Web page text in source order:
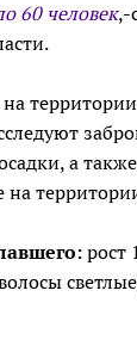
60 человек,-
на
а
рост